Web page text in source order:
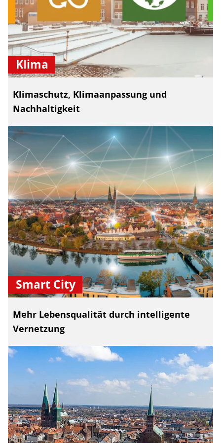
Klima
Klimaschutz, Klimaanpassung und
Nachhaltigkeit
Smart City
Mehr Lebensqualität durch intelligente
Vernetzung